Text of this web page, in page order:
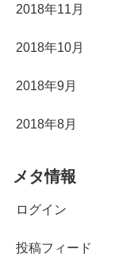
2018年11月
2018年10月
2018年9月
2018年8月
メタ情報
ログイン
投稿フィード